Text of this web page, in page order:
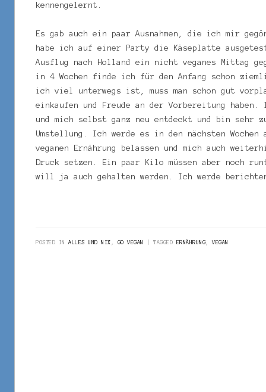
kennengelernt.
Es gab auch ein paar Ausnahmen, die ich mir
habe ich auf einer Party die Käseplatte
Ausflug nach Holland ein nicht veganes Mittag
in 4 Wochen finde ich für den Anfang schon
ich viel unterwegs ist, muss man schon gut
einkaufen und Freude an der Vorbereitung haben.
und mich selbst ganz neu entdeckt und bin sehr
Umstellung. Ich werde es in den nächsten
veganen Ernährung belassen und mich auch
Druck setzen. Ein paar Kilo müssen aber noch
will ja auch gehalten werden. Ich werde
POSTED INALLES UND NIX GO VEGAN TAGGED ERNÄHRUNG ,VEGAN